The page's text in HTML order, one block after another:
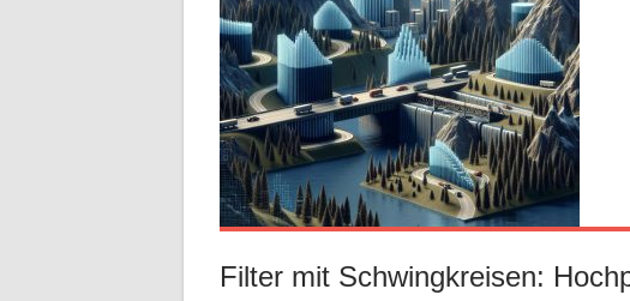
Filter mit Schwingkreisen: